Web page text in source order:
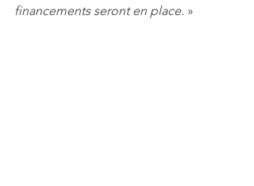
financements seront en place. »